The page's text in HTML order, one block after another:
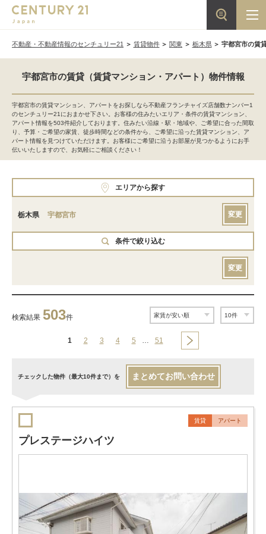
不動産・不動産情報のセンチュリー21 賃貸物件 関東 栃木県 宇都宮市の賃
宇都宮市の賃貸（賃貸マンション・アパート）物件情報
宇都宮市の賃貸マンション、アパートをお探しなら不動産フランチャイズ店舗数ナンバー1
のセンチュリー21におまかせ下さい。お客様の住みたいエリア・条件の賃貸マンション、
アパート情報を503件紹介しております。住みたい沿線・駅・地域や、ご希望に合った間取
り、予算・ご希望の家賃、徒歩時間などの条件から、ご希望に沿った賃貸マンション、ア
パート情報を見つけていただけます。お客様にご希望に沿うお部屋が見つかるようにお手
伝いいたしますので、お気軽にご相談ください！
エリアから探す
栃木県 宇都宮市 変更
条件で絞り込む
変更
検索結果 503件
1 2 3 4 5 … 51
チェックした物件（最大10件まで）を まとめてお問い合わせ
賃貸 アパート
プレステージハイツ